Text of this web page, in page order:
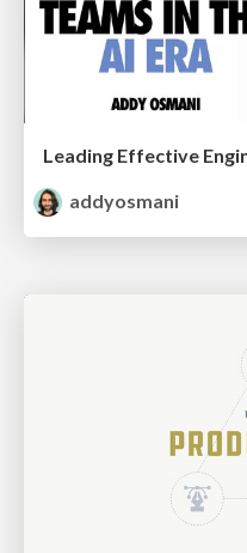
Leading Effective
addyosmani